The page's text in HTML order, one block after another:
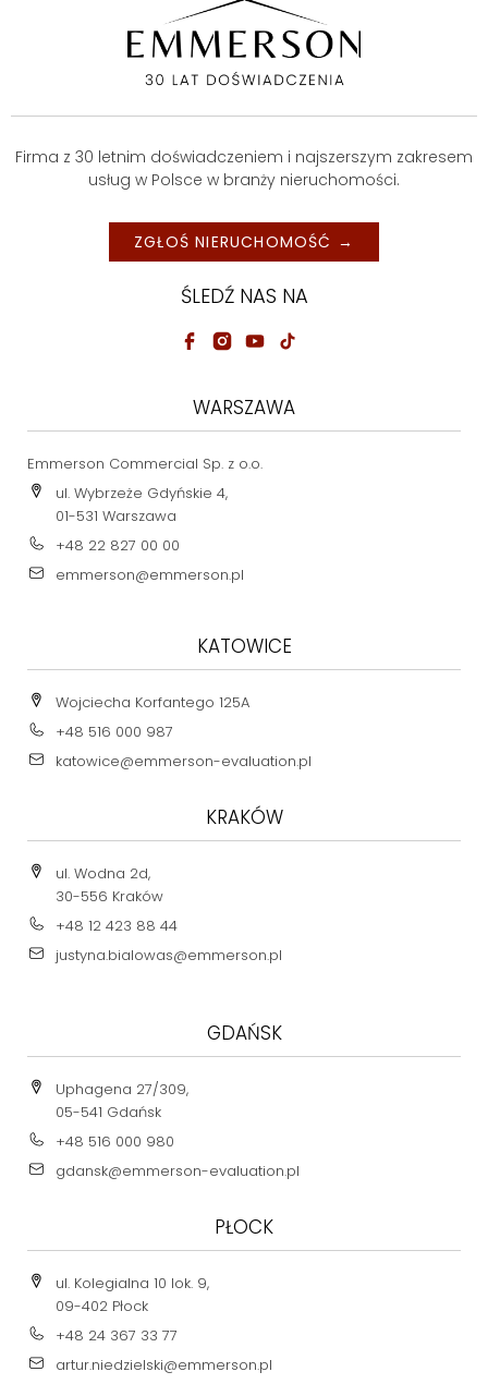
Firma z 30 letnim doświadczeniem i najszerszym zakresem
usług w Polsce w branży nieruchomości.
ZGŁOŚ NIERUCHOMOŚĆ →
ŚLEDŹ NAS NA
WARSZAWA
Emmerson Commercial Sp. z o.o.
ul. Wybrzeże Gdyńskie 4,
01-531 Warszawa
+48 22 827 00 00
emmerson@emmerson.pl
KATOWICE
Wojciecha Korfantego 125A
+48 516 000 987
katowice@emmerson-evaluation.pl
KRAKÓW
ul. Wodna 2d,
30-556 Kraków
+48 12 423 88 44
justyna.bialowas@emmerson.pl
GDAŃSK
Uphagena 27/309,
05-541 Gdańsk
+48 516 000 980
gdansk@emmerson-evaluation.pl
PŁOCK
ul. Kolegialna 10 lok. 9,
09-402 Płock
+48 24 367 33 77
artur.niedzielski@emmerson.pl